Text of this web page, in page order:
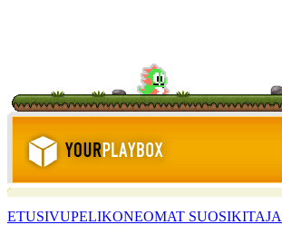
ETUSIVUPELIKONEOMAT SUOSIKIT